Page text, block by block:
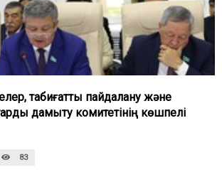
табиғатты пайдалану және
дамыту комитетінің көшпелі
83